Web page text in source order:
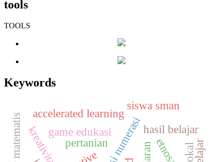
tools
TOOLS
Keywords
game edukasi hasil belajar
pertanian
kreativitas
accelerated learning
siswa sman